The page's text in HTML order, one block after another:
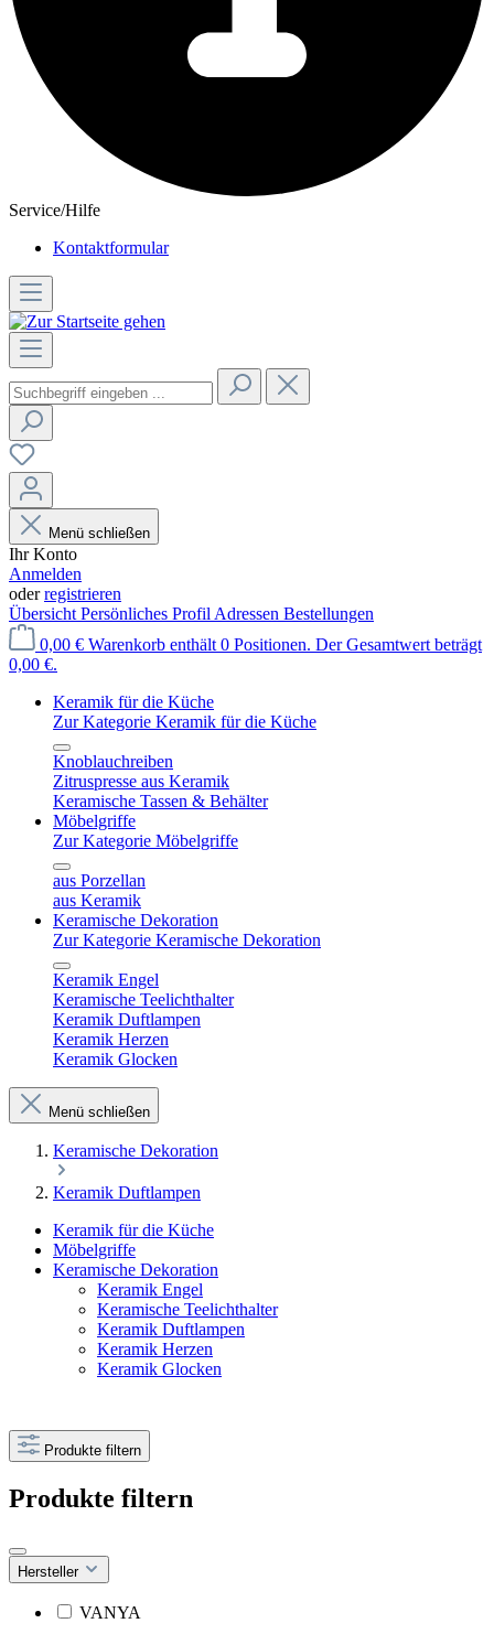
Service/Hilfe
Kontaktformular
Menü schließen
Ihr Konto
Anmelden
oderregistrieren
Übersicht Persönliches Profil Adressen Bestellungen
0,00 € Warenkorb enthält 0 Positionen. Der Gesamtwert beträgt
0,00 €.
Keramik für die Küche
Zur Kategorie Keramik für die Küche
Knoblauchreiben
Zitruspresse aus Keramik
Keramische Tassen & Behälter
Möbelgriffe
Zur Kategorie Möbelgriffe
aus Porzellan
aus Keramik
Keramische Dekoration
Zur Kategorie Keramische Dekoration
Keramik Engel
Keramische Teelichthalter
Keramik Duftlampen
Keramik Herzen
Keramik Glocken
Menü schließen
Keramische Dekoration
Keramik Duftlampen
Keramik für die Küche
Möbelgriffe
Keramische Dekoration
Keramik Engel
Keramische Teelichthalter
Keramik Duftlampen
Keramik Herzen
Keramik Glocken
Produkte filtern
Produkte filtern
Hersteller
VANYA